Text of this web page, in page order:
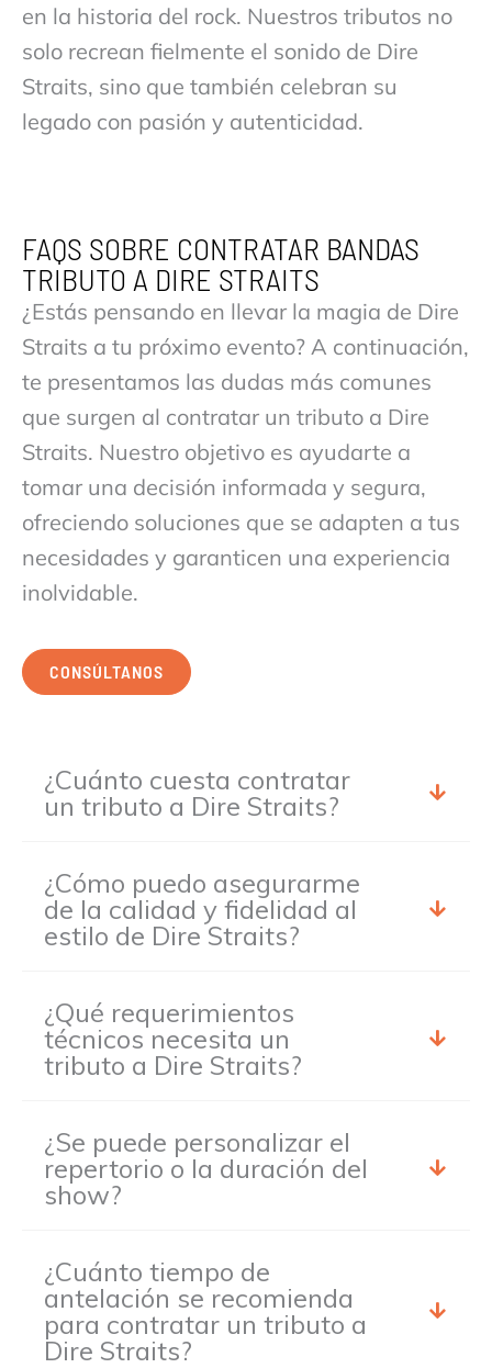
en la historia del rock. Nuestros tributos no
solo recrean fielmente el sonido de Dire
Straits, sino que también celebran su
legado con pasión y autenticidad.
FAQS SOBRE CONTRATAR BANDAS
TRIBUTO A DIRE STRAITS
¿Estás pensando en llevar la magia de Dire
Straits a tu próximo evento? A continuación,
te presentamos las dudas más comunes
que surgen al contratar un tributo a Dire
Straits. Nuestro objetivo es ayudarte a
tomar una decisión informada y segura,
ofreciendo soluciones que se adapten a tus
necesidades y garanticen una experiencia
inolvidable.
CONSÚLTANOS
¿Cuánto cuesta contratar
un tributo a Dire Straits?
¿Cómo puedo asegurarme
de la calidad y fidelidad al
estilo de Dire Straits?
¿Qué requerimientos
técnicos necesita un
tributo a Dire Straits?
¿Se puede personalizar el
repertorio o la duración del
show?
¿Cuánto tiempo de
antelación se recomienda
para contratar un tributo a
Dire Straits?